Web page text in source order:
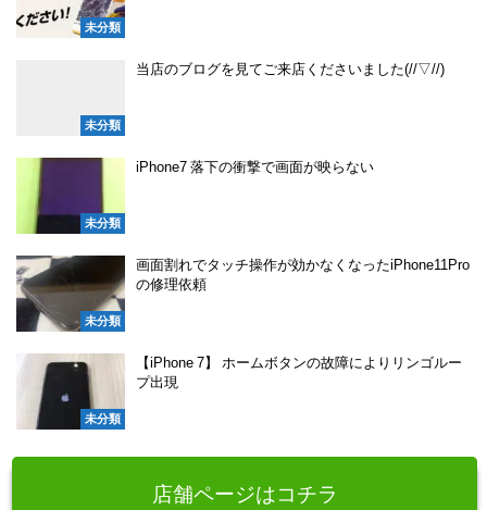
未分類
未分類
当店のブログを見てご来店くださいました(//▽//)
未分類
iPhone7 落下の衝撃で画面が映らない
未分類
画面割れでタッチ操作が効かなくなったiPhone11Pro
の修理依頼
未分類
【iPhone 7】 ホームボタンの故障によりリンゴルー
プ出現
店舗ページはコチラ